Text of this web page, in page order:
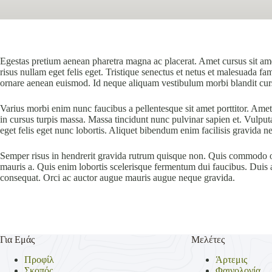
Egestas pretium aenean pharetra magna ac placerat. Amet cursus sit
risus nullam eget felis eget. Tristique senectus et netus et malesuada
ornare aenean euismod. Id neque aliquam vestibulum morbi blandit
Varius morbi enim nunc faucibus a pellentesque sit amet porttitor.
in cursus turpis massa. Massa tincidunt nunc pulvinar sapien et.
eget felis eget nunc lobortis. Aliquet bibendum enim facilisis gravida
Semper risus in hendrerit gravida rutrum quisque non. Quis
mauris a. Quis enim lobortis scelerisque fermentum dui faucibus.
consequat. Orci ac auctor augue mauris augue neque gravida.
Για Εμάς
Προφίλ
Μελέτες
Άρτεμις